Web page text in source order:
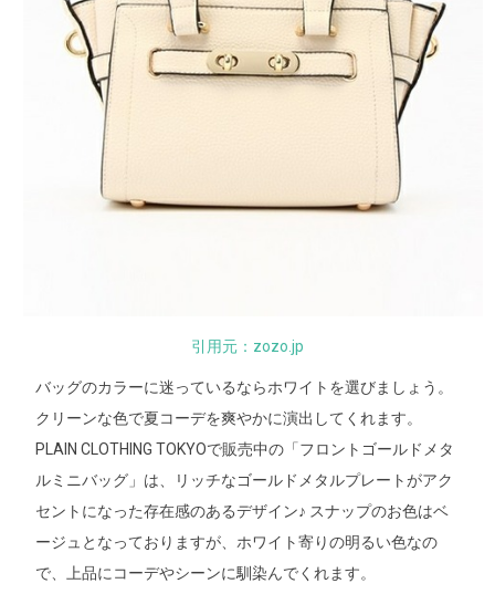
引用元：zozo.jp
バッグのカラーに迷っているならホワイトを選びましょう。
クリーンな色で夏コーデを爽やかに演出してくれます。
PLAIN CLOTHING TOKYOで販売中の「フロントゴールドメタ
ルミニバッグ」は、リッチなゴールドメタルプレートがアク
セントになった存在感のあるデザイン♪ スナップのお色はベ
ージュとなっておりますが、ホワイト寄りの明るい色なの
で、上品にコーデやシーンに馴染んでくれます。